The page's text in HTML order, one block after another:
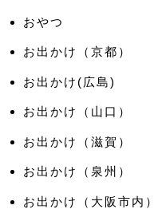
おやつ
お出かけ（京都）
お出かけ(広島)
お出かけ（山口）
お出かけ（滋賀）
お出かけ（泉州）
お出かけ（大阪市内）